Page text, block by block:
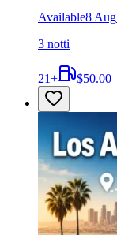
Available8 Aug
3 notti
21+ $50.00